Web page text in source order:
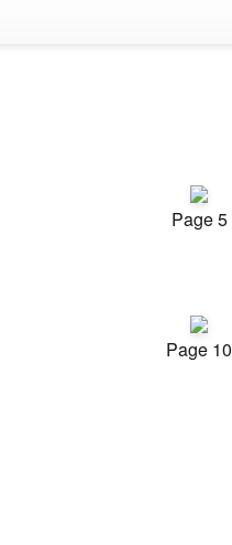
Page 5
Page 10